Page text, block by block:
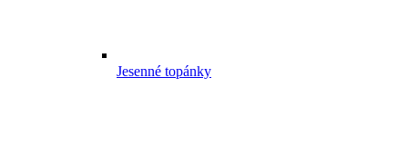
Jesenné topánky